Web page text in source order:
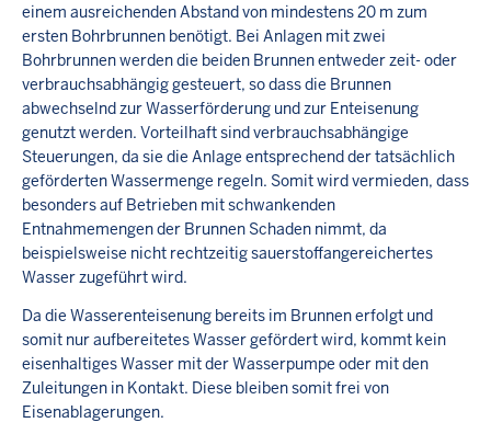
einem ausreichenden Abstand von mindestens 20 m zum
ersten Bohrbrunnen benötigt. Bei Anlagen mit zwei
Bohrbrunnen werden die beiden Brunnen entweder zeit- oder
verbrauchsabhängig gesteuert, so dass die Brunnen
abwechselnd zur Wasserförderung und zur Enteisenung
genutzt werden. Vorteilhaft sind verbrauchsabhängige
Steuerungen, da sie die Anlage entsprechend der tatsächlich
geförderten Wassermenge regeln. Somit wird vermieden, dass
besonders auf Betrieben mit schwankenden
Entnahmemengen der Brunnen Schaden nimmt, da
beispielsweise nicht rechtzeitig sauerstoffangereichertes
Wasser zugeführt wird.
Da die Wasserenteisenung bereits im Brunnen erfolgt und
somit nur aufbereitetes Wasser gefördert wird, kommt kein
eisenhaltiges Wasser mit der Wasserpumpe oder mit den
Zuleitungen in Kontakt. Diese bleiben somit frei von
Eisenablagerungen.